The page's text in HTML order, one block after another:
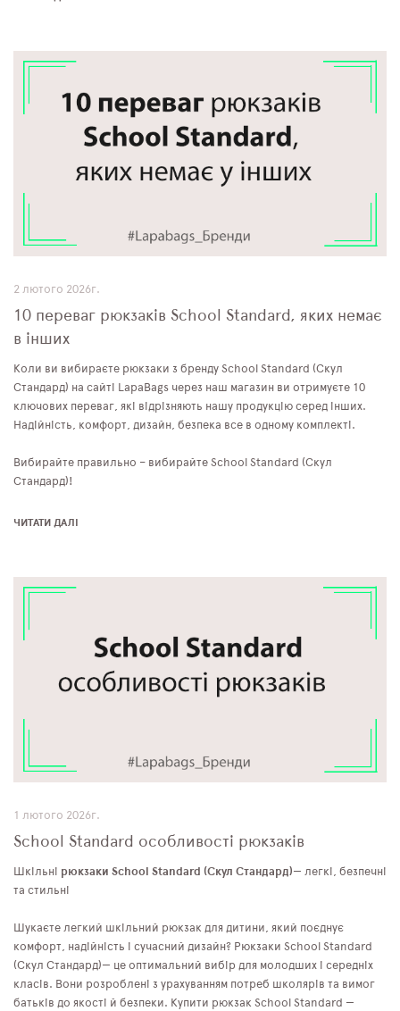
2 лютого 2026г.
10 переваг рюкзаків School Standard, яких немає
в інших
Коли ви вибираєте рюкзаки з бренду School Standard (Скул
Стандард) на сайті LapaBags через наш магазин ви отримуєте 10
ключових переваг, які відрізняють нашу продукцію серед інших.
Надійність, комфорт, дизайн, безпека все в одному комплекті.
Вибирайте правильно – вибирайте School Standard (Скул
Стандард)!
ЧИТАТИ ДАЛІ
1 лютого 2026г.
School Standard особливості рюкзаків
Шкільні рюкзаки School Standard (Скул Стандард)— легкі, безпечні
та стильні
Шукаєте легкий шкільний рюкзак для дитини, який поєднує
комфорт, надійність і сучасний дизайн? Рюкзаки School Standard
(Скул Стандард)— це оптимальний вибір для молодших і середніх
класів. Вони розроблені з урахуванням потреб школярів та вимог
батьків до якості й безпеки. Купити рюкзак School Standard —